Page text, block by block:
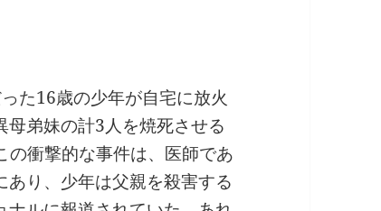
た16歳の少年が自宅に放火
母弟妹の計3人を焼死させる
衝撃的な事件は、医師であ
り、少年は父親を殺害する